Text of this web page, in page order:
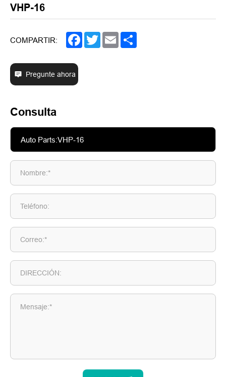
VHP-16
COMPARTIR: Facebook
TwitterEmail
Pregunte ahora
Consulta
Nombre:*
Teléfono:
Correo:*
DIRECCIÓN:
Mensaje:*